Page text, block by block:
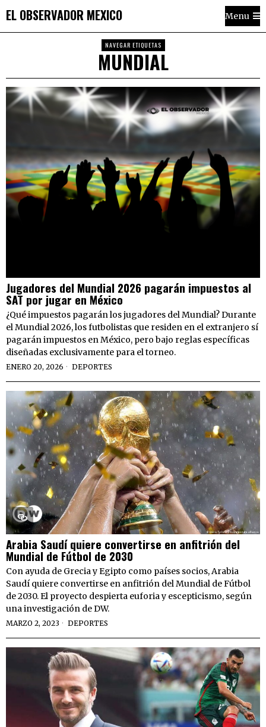
EL OBSERVADOR MEXICO Menu
NAVEGAR ETIQUETAS
MUNDIAL
Jugadores del Mundial 2026 pagarán impuestos al
SAT por jugar en México
¿Qué impuestos pagarán los jugadores del Mundial? Durante
el Mundial 2026, los futbolistas que residen en el extranjero sí
pagarán impuestos en México, pero bajo reglas específicas
diseñadas exclusivamente para el torneo.
ENERO 20, 2026 DEPORTES
Arabia Saudí quiere convertirse en anfitrión del
Mundial de Fútbol de 2030
Con ayuda de Grecia y Egipto como países socios, Arabia
Saudí quiere convertirse en anfitrión del Mundial de Fútbol
de 2030. El proyecto despierta euforia y escepticismo, según
una investigación de DW.
MARZO 2, 2023 DEPORTES